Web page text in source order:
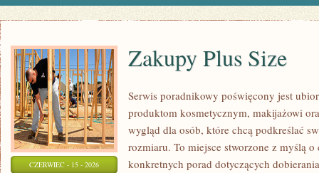
CZERWIEC - 15 - 2026
Zakupy Plus Size
Serwis poradnikowy poświęcony jest
produktom kosmetycznym, makijażowi
wygląd dla osób, które chcą podkreślać
rozmiaru. To miejsce stworzone z myślą
konkretnych porad dotyczących